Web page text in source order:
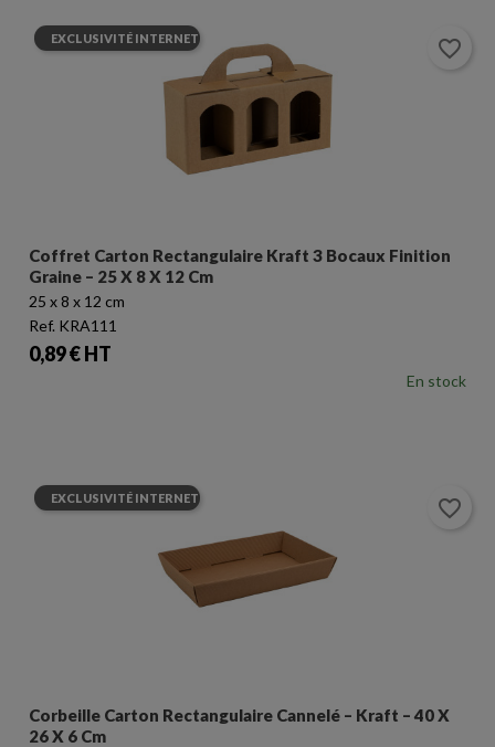
Coffret Carton Rectangulaire Kraft 3 Bocaux Finition
Graine – 25 X 8 X 12 Cm
25 x 8 x 12 cm
Ref. KRA111
Prix
0,89 € HT
En stock
EXCLUSIVITÉ INTERNET favorite_border
Corbeille Carton Rectangulaire Cannelé – Kraft – 40 X
26 X 6 Cm
EXCLUSIVITÉ INTERNET favorite_border